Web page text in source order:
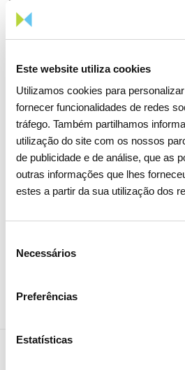
Este website utiliza cookies
Utilizamos cookies para
fornecer funcionalidades de redes
tráfego. Também partilhamos
utilização do site com os nossos
de publicidade e de análise, que as
outras informações que lhes
estes a partir da sua utilização dos
Necessários
Preferências
Estatísticas
15 ABRIL 2026
Assembleia Geral
2026 aprova todos
com larga maioria
Investidores Institucional